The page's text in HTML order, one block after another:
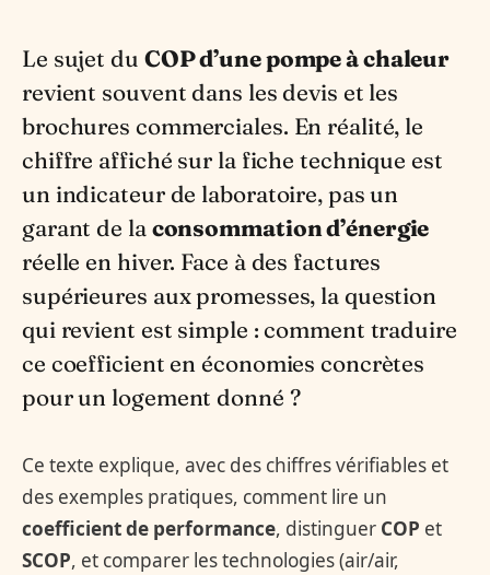
Le sujet du COP d’une pompe à chaleur
revient souvent dans les devis et les
brochures commerciales. En réalité, le
chiffre affiché sur la fiche technique est
un indicateur de laboratoire, pas un
garant de la consommation d’énergie
réelle en hiver. Face à des factures
supérieures aux promesses, la question
qui revient est simple : comment traduire
ce coefficient en économies concrètes
pour un logement donné ?
Ce texte explique, avec des chiffres vérifiables et
des exemples pratiques, comment lire un
coefficient de performance, distinguer COP et
SCOP, et comparer les technologies (air/air,